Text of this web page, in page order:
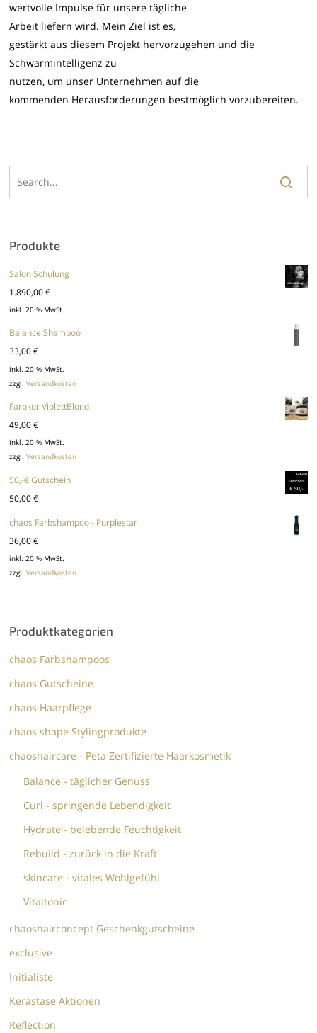
wertvolle Impulse für unsere tägliche
Arbeit liefern wird. Mein Ziel ist es,
gestärkt aus diesem Projekt hervorzugehen und die
Schwarmintelligenz zu
nutzen, um unser Unternehmen auf die
kommenden Herausforderungen bestmöglich vorzubereiten.
Produkte
Salon Schulung
1.890,00€
inkl. 20 % MwSt.
Balance Shampoo
33,00€
inkl. 20 % MwSt.
zzgl.Versandkosten
Farbkur ViolettBlond
49,00€
inkl. 20 % MwSt.
zzgl.Versandkosten
50,-€ Gutschein
50,00€
chaos Farbshampoo - Purplestar
36,00€
inkl. 20 % MwSt.
zzgl.Versandkosten
Produktkategorien
chaos Farbshampoos
chaos Gutscheine
chaos Haarpflege
chaos shape Stylingprodukte
chaoshaircare - Peta Zertifizierte Haarkosmetik
Balance - täglicher Genuss
Curl - springende Lebendigkeit
Hydrate - belebende Feuchtigkeit
Rebuild - zurück in die Kraft
skincare - vitales Wohlgefühl
Vitaltonic
chaoshairconcept Geschenkgutscheine
exclusive
Initialiste
Kerastase Aktionen
Reflection